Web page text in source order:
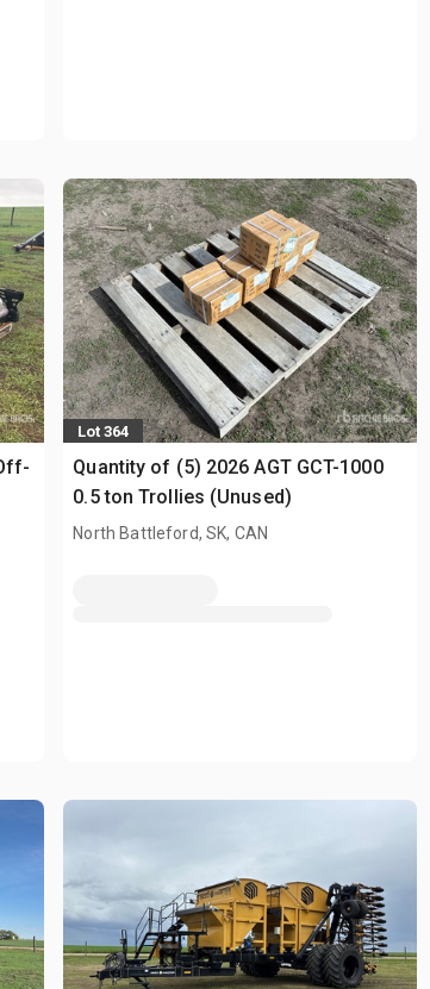
Lot 364
Quantity of (5) 2026 AGT GCT-1000
0.5 ton Trollies (Unused)
North Battleford, SK, CAN